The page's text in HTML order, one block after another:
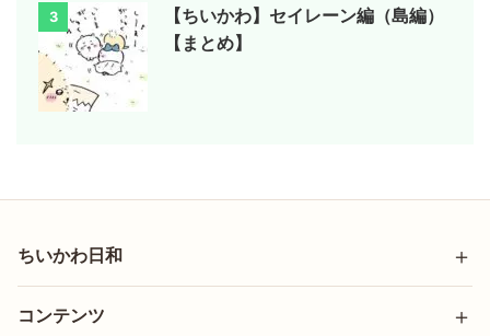
3
【ちいかわ】セイレーン編（島編）
【まとめ】
ちいかわ日和
コンテンツ